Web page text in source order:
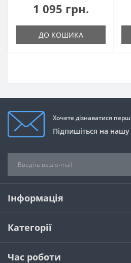
1 095 грн.
ДО КОШИКА
Хочете дізнаватися
Підпишіться на
Інформація
Категорії
Час роботи